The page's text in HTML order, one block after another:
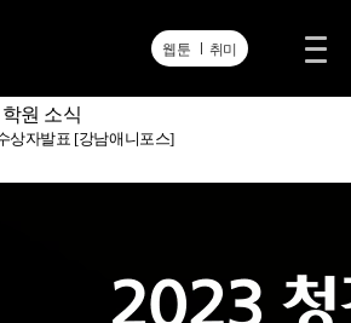
웹툰 취미
원 소식
상자발표 [강남애니포스]